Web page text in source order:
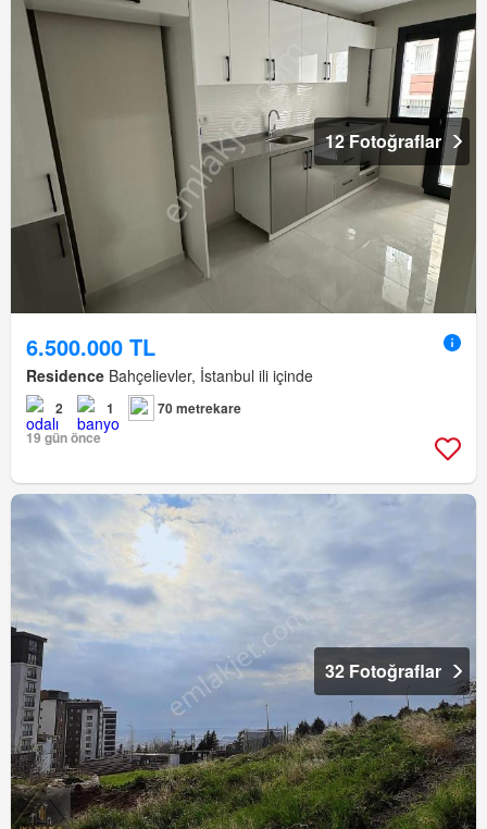
12 Fotoğraflar
6.500.000 TL
Residence Bahçelievler, İstanbul ili içinde
2 1
70 metrekare
19 gün önce
32 Fotoğraflar